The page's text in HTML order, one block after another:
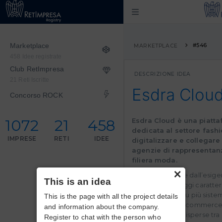
Marketplace
Club RetImpresa
Concorso ROCK
1072
IMPRESE
21
RETI
458
IDEE
MARKETPLACE #546
DESCRIZIONE IDEA
Esdra
Esdra Cloud è una
dedicata al settore
digitalizzare e collegare
agenzie di
filiera moda.
Il progetto nasce
operativa che oggi
prodotti gestiti su più
scollegati dall’e-
comunicazioni disperse tra
×
This is an idea
This is the page with all the project details
and information about the company.
Register to chat with the person who